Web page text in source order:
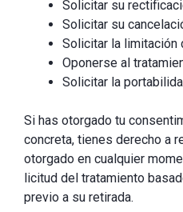
Solicitar su
Solicitar su
Solicitar la limitación
Oponerse al
Solicitar la
Si has otorgado tu
concreta, tienes derecho a
otorgado en cualquier
licitud del tratamiento
previo a su retirada.